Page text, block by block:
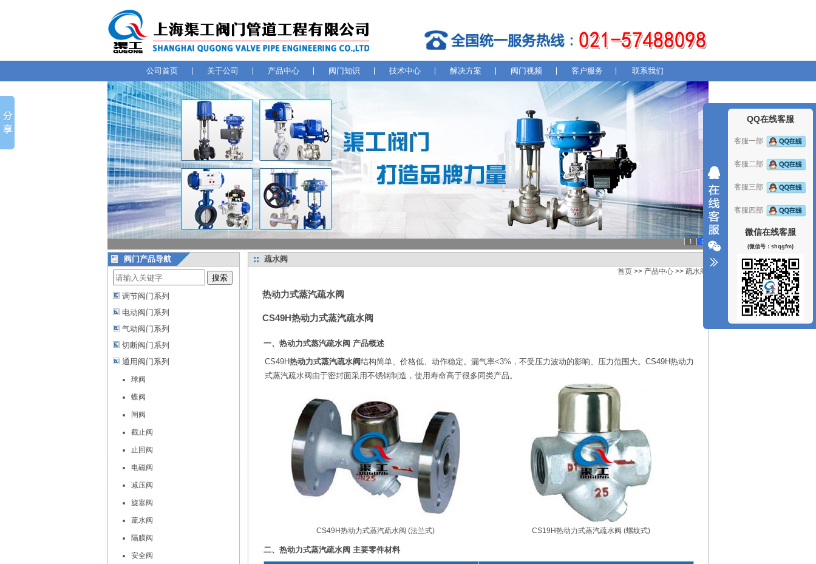
公司首页 关于公司 产品中心 阀门知识 技术中心 解决方案 阀门视频 客户服务 联系我们
1 2
阀门产品导航
搜索
调节阀门系列
电动阀门系列
气动阀门系列
切断阀门系列
通用阀门系列
球阀
蝶阀
闸阀
截止阀
止回阀
电磁阀
减压阀
旋塞阀
疏水阀
隔膜阀
安全阀
疏水阀
首页 >> 产品中心 >> 疏水阀
热动力式蒸汽疏水阀
CS49H热动力式蒸汽疏水阀
一、热动力式蒸汽疏水阀 产品概述
CS49H热动力式蒸汽疏水阀结构简单、价格低、动作稳定。漏气率<3%，不受压力波动的影响、压力范围大。CS49H热动力
式蒸汽疏水阀由于密封面采用不锈钢制造，使用寿命高于很多同类产品。
CS49H热动力式蒸汽疏水阀 (法兰式) CS19H热动力式蒸汽疏水阀 (螺纹式)
二、热动力式蒸汽疏水阀 主要零件材料
QQ在线客服
客服一部
客服二部
客服三部
客服四部
微信在线客服
(微信号：shqgfm)